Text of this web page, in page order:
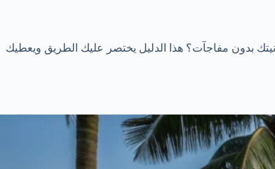
بدون مفاجآت؟ هذا الدليل يختصر عليك الطريق ويعطيك